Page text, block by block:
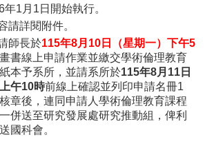
1月1日開始執行。
請詳閱附件。
師長於115年8月10日（星期一）下午5
書線上申請作業並繳交學術倫理教育
本予系所，並請系所於115年8月11日
午10時前線上確認並列印申請名冊1
章後，連同申請人學術倫理教育課程
併送至研究發展處研究推動組，俾利
國科會。